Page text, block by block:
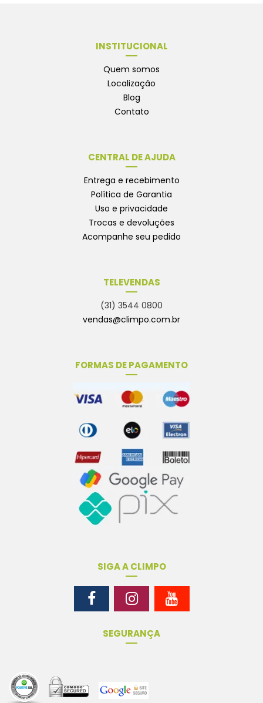
INSTITUCIONAL
Quem somos
Localização
Blog
Contato
CENTRAL DE AJUDA
Entrega e recebimento
Política de Garantia
Uso e privacidade
Trocas e devoluções
Acompanhe seu pedido
TELEVENDAS
(31) 3544 0800
vendas@climpo.com.br
FORMAS DE PAGAMENTO
SIGA A CLIMPO
SEGURANÇA